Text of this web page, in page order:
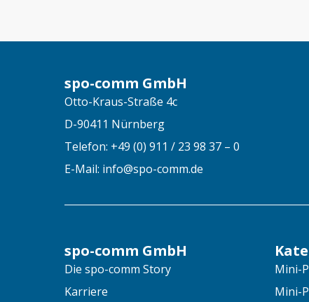
spo-comm GmbH
Otto-Kraus-Straße 4c
D-90411 Nürnberg
Telefon: +49 (0) 911 / 23 98 37 – 0
E-Mail: info@spo-comm.de
spo-comm GmbH
Die spo-comm Story
Karriere
Mini-
Mini-